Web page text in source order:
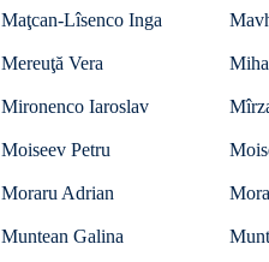
Maţcan-Lîsenco Inga
Mereuţă Vera
Mironenco Iaroslav
Moiseev Petru
Moraru Adrian
Muntean Galina